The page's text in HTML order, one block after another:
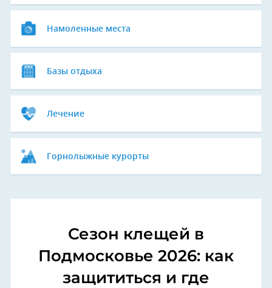
Намоленные места
Базы отдыха
Лечение
Горнолыжные курорты
Сезон клещей в
Подмосковье 2026: как
защититься и где